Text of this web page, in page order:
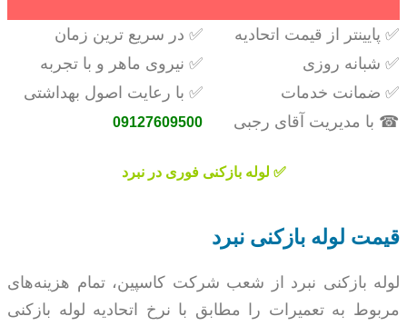
✅ پایینتر از قیمت اتحادیه
✅ در سریع ترین زمان
✅ شبانه روزی
✅ نیروی ماهر و با تجربه
✅ ضمانت خدمات
✅ با رعایت اصول بهداشتی
☎ با مدیریت آقای رجبی
09127609500
✅ لوله بازکنی فوری در نبرد
قیمت لوله بازکنی نبرد
لوله بازکنی نبرد از شعب شرکت کاسپین، تمام هزینه­‌های
مربوط به تعمیرات را مطابق با نرخ اتحادیه لوله بازکنی